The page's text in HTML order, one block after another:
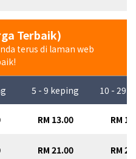
Terbaik)
terus di laman web
5 - 9 keping 10 - 29
RM 13.00 RM
RM 21.00 RM